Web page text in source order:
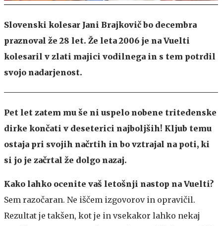
Slovenski kolesar Jani Brajkovič bo decembra
praznoval že 28 let. Že leta 2006 je na Vuelti
kolesaril v zlati majici vodilnega in s tem potrdil
svojo nadarjenost.
Pet let zatem mu še ni uspelo nobene tritedenske
dirke končati v deseterici najboljših! Kljub temu
ostaja pri svojih načrtih in bo vztrajal na poti, ki
si jo je začrtal že dolgo nazaj.
Kako lahko ocenite vaš letošnji nastop na Vuelti?
Sem razočaran. Ne iščem izgovorov in opravičil.
Rezultat je takšen, kot je in vsekakor lahko nekaj